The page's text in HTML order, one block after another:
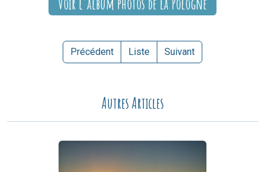
Voir l'album photos de la Pologne
Précédent Liste Suivant
Autres Articles